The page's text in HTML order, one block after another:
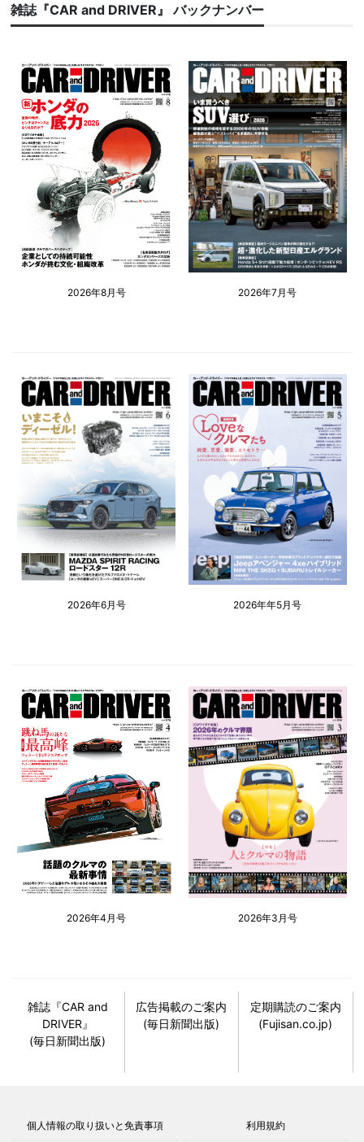
雑誌『CAR and DRIVER』 バックナンバー
2026年8月号 2026年7月号
2026年6月号 2026年年5月号
2026年4月号 2026年3月号
雑誌『CAR and
DRIVER』
(毎日新聞出版)
広告掲載のご案内
(毎日新聞出版)
定期購読のご案内
(Fujisan.co.jp)
個人情報の取り扱いと免責事項 利用規約